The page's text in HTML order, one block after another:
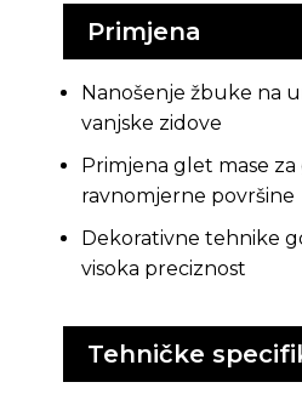
Primjena
Nanošenje žbuke na
vanjske zidove
Primjena glet mase za
ravnomjerne površine
Dekorativne tehnike
visoka preciznost
Tehničke